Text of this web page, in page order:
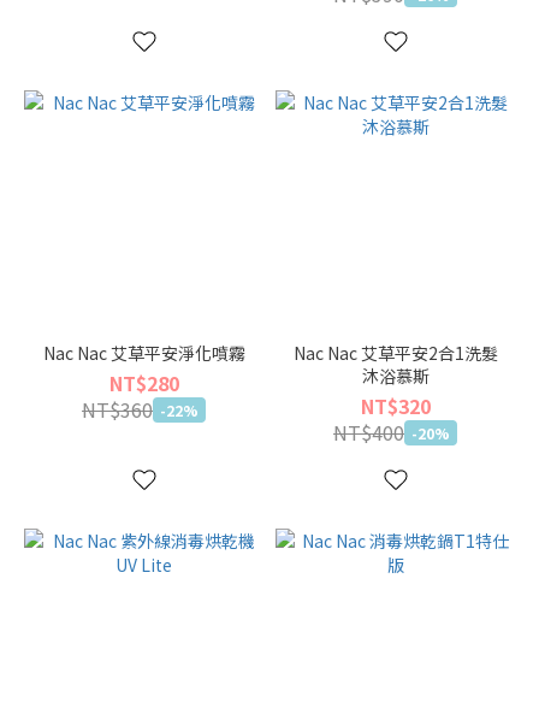
Nac Nac 艾草平安淨化噴霧
NT$280
NT$360 -22%
Nac Nac 艾草平安2合1洗髮
沐浴慕斯
NT$320
NT$400 -20%